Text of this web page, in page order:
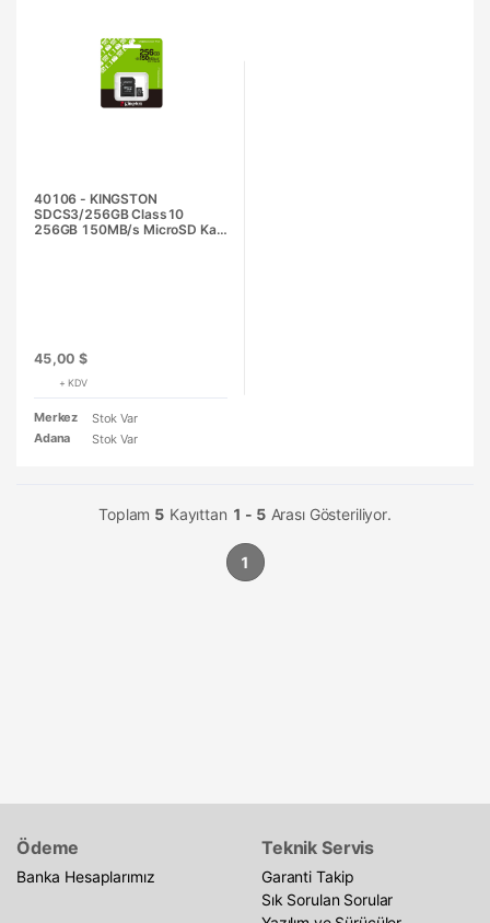
40106 - KINGSTON
SDCS3/256GB Class10
256GB 150MB/s MicroSD Kart
45,00 $
+ KDV
Merkez
Stok Var
Adana
Stok Var
Toplam 5 Kayıttan 1 - 5 Arası Gösteriliyor.
1
Ödeme
Banka Hesaplarımız
Teknik Servis
Garanti Takip
Sık Sorulan Sorular